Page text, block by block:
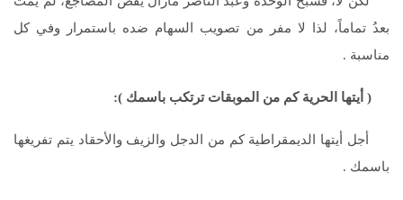
بعدُ تماماً، لذا لا مفر من تصويب السهام ضده باستمرار وفي كل
مناسبة .
( أيتها الحرية كم من الموبقات ترتكب باسمك ):
أجل أيتها الديمقراطية كم من الدجل والزيف والأحقاد يتم تفريغها
باسمك .